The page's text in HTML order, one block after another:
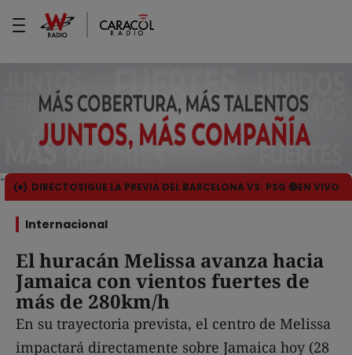
DIRECTOSIGUE LA PREVIA DEL BARCELONA VS. PSG 🔴EN VIVO
Internacional
El huracán Melissa avanza hacia
Jamaica con vientos fuertes de
más de 280km/h
En su trayectoria prevista, el centro de Melissa
impactará directamente sobre Jamaica hoy (28